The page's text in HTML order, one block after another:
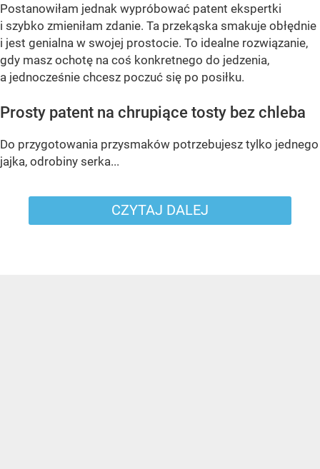
Postanowiłam jednak wypróbować patent ekspertki
i szybko zmieniłam zdanie. Ta przekąska smakuje obłędnie
i jest genialna w swojej prostocie. To idealne rozwiązanie,
gdy masz ochotę na coś konkretnego do jedzenia,
a jednocześnie chcesz poczuć się po posiłku.
Prosty patent na chrupiące tosty bez chleba
Do przygotowania przysmaków potrzebujesz tylko jednego
jajka, odrobiny serka...
CZYTAJ DALEJ